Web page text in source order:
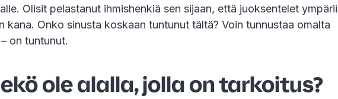
Olisit pelastanut ihmishenkiä sen sijaan, että juoksentelet
kana. Onko sinusta koskaan tuntunut tältä? Voin tunnustaa omalta
on tuntunut.
ole alalla, jolla on tarkoitus?